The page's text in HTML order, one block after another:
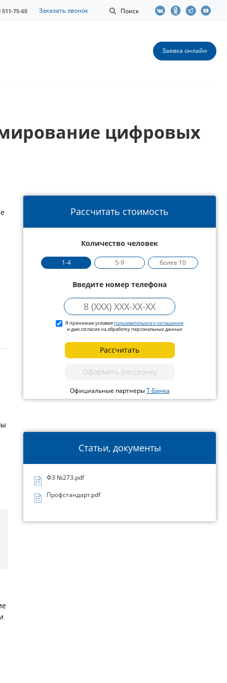
Поиск
511-75-65 Заказать звонок
Заявка онлайн
цифровых
Рассчитать стоимость
Количество человек
1-4 5-9 более 10
Введите номер телефона
Я принимаю условияпользовательского соглашения
и даю согласие на обработку персональных данных
Рассчитать
Оформить рассрочку
Официальные партнерыТ-Банка
Статьи, документы
ФЗ №273.pdf
Профстандарт.pdf